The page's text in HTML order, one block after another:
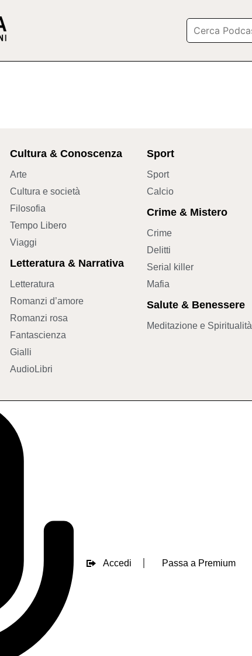
Cultura & Conoscenza
Arte
Cultura e società
Filosofia
Tempo Libero
Viaggi
Letteratura & Narrativa
Letteratura
Romanzi d’amore
Romanzi rosa
Fantascienza
Gialli
AudioLibri
Sport
Sport
Calcio
Crime & Mistero
Crime
Delitti
Serial killer
Mafia
Salute & Benessere
Meditazione e Spiritualità
Accedi Passa a Premium